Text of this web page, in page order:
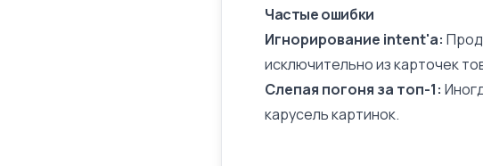
Частые ошибки
Игнорирование intent'а:
исключительно из карточек
Слепая погоня за топ-1:
карусель картинок.